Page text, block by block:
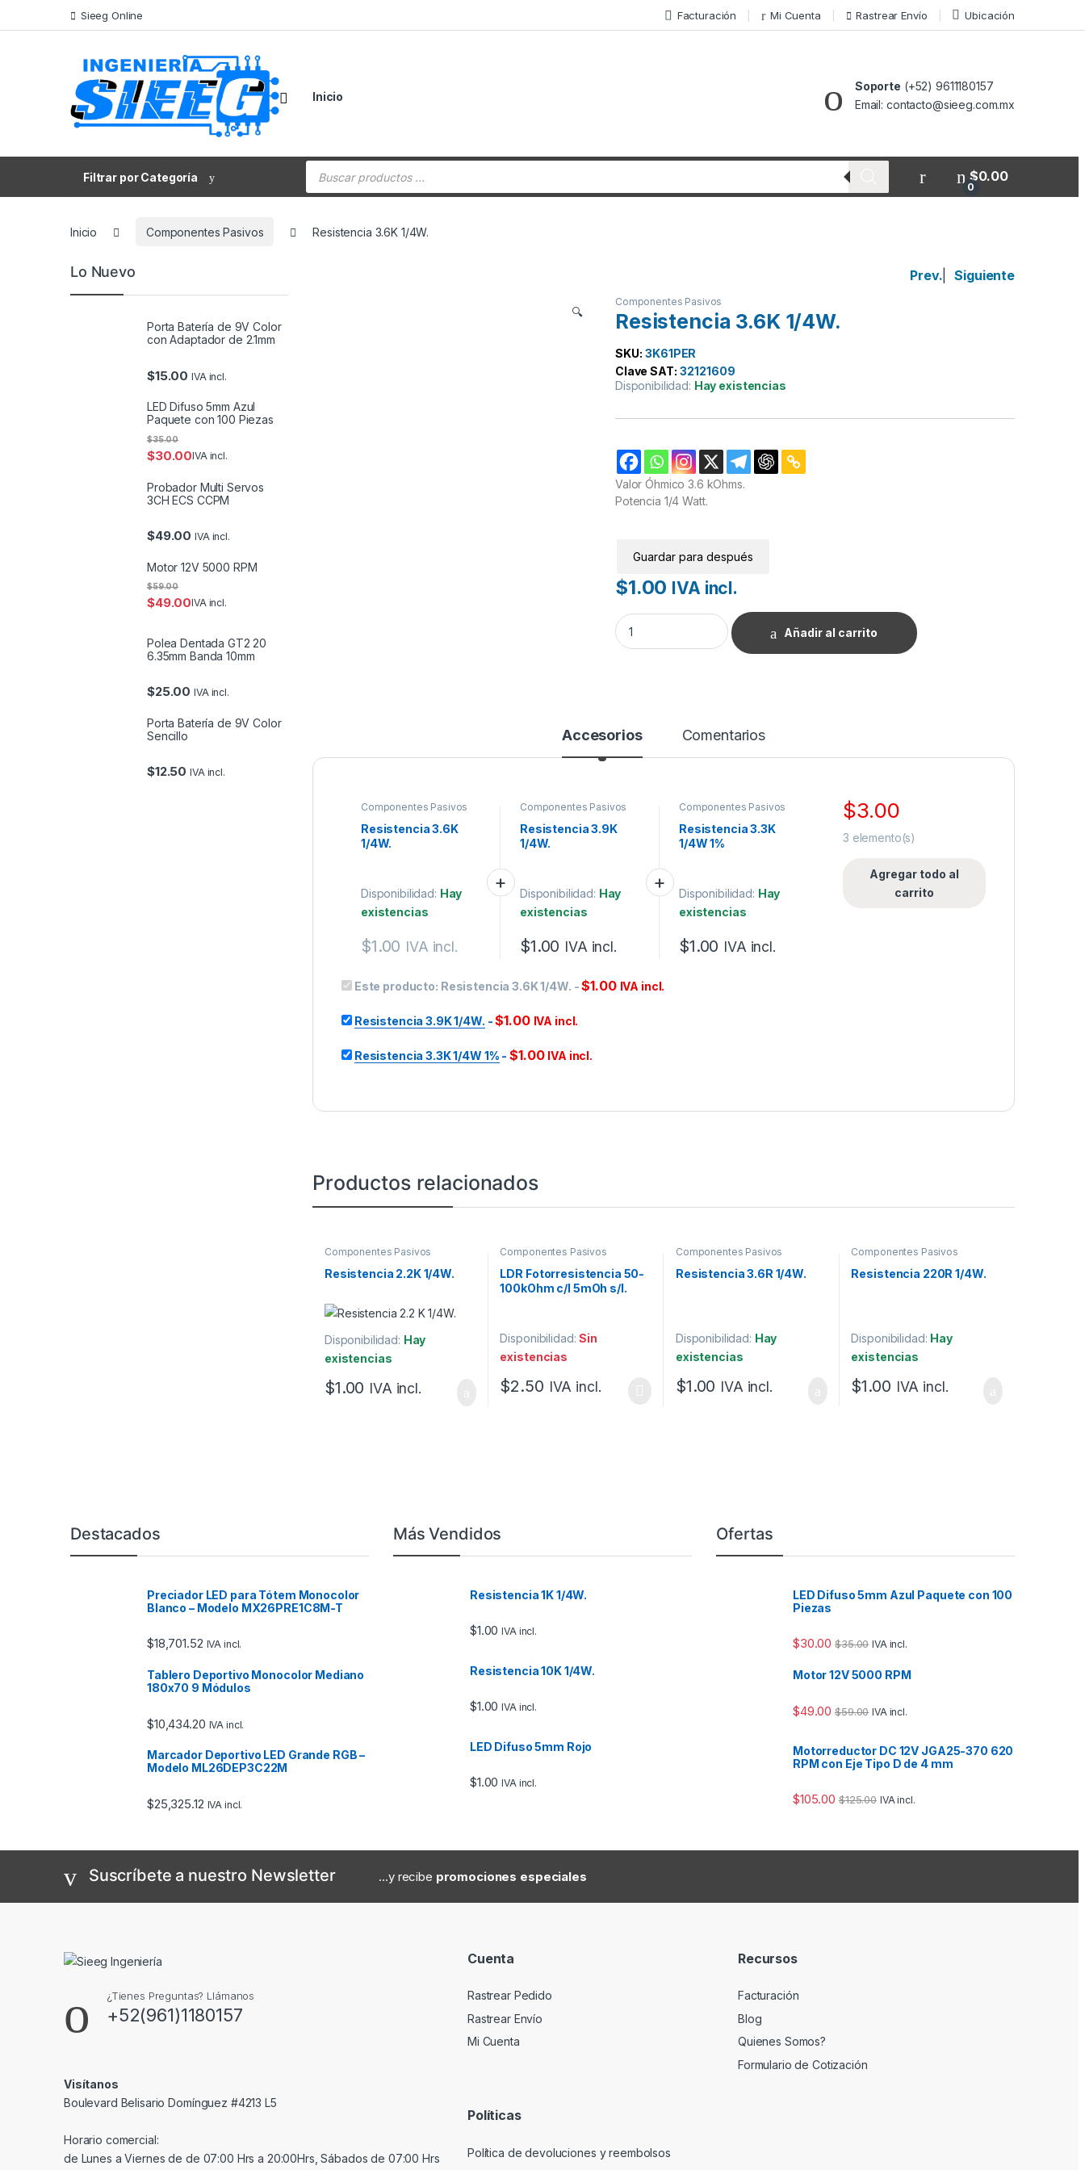
Sieeg Online Facturación Mi Cuenta Rastrear Envío Ubicación
Inicio
Soporte (+52) 9611180157
Email: contacto@sieeg.com.mx
Filtrar por Categoría
Búsqueda de productos
0
$0.00
Inicio Componentes Pasivos Resistencia 3.6K 1/4W.
Prev. Siguiente
🔍
Componentes Pasivos
Resistencia 3.6K 1/4W.
SKU: 3K61PER
Clave SAT: 32121609
Disponibilidad: Hay existencias
Valor Óhmico 3.6 kOhms.
Potencia 1/4 Watt.
Guardar para después
$1.00 IVA incl.
Resistencia 3.6K 1/4W. cantidad
Añadir al carrito
Accesorios Comentarios
Componentes Pasivos
Resistencia 3.6K
1/4W.
Disponibilidad: Hay
existencias
$1.00 IVA incl.
Componentes Pasivos
Resistencia 3.9K
1/4W.
Disponibilidad: Hay
existencias
$1.00 IVA incl.
Componentes Pasivos
Resistencia 3.3K
1/4W 1%
Disponibilidad: Hay
existencias
$1.00 IVA incl.
Este producto: Resistencia 3.6K 1/4W. -$1.00 IVA incl.
Resistencia 3.9K 1/4W. -$1.00 IVA incl.
Resistencia 3.3K 1/4W 1% -$1.00 IVA incl.
$3.00
3 elemento(s)
Agregar todo al
carrito
Productos relacionados
Componentes Pasivos
Resistencia 2.2K 1/4W.
Disponibilidad: Hay
existencias
$1.00 IVA incl.
Componentes Pasivos
LDR Fotorresistencia 50-
100kOhm c/l 5mOh s/l.
Disponibilidad:Sin
existencias
$2.50 IVA incl.
Componentes Pasivos
Resistencia 3.6R 1/4W.
Disponibilidad: Hay
existencias
$1.00 IVA incl.
Componentes Pasivos
Resistencia 220R 1/4W.
Disponibilidad: Hay
existencias
$1.00 IVA incl.
Lo Nuevo
Porta Batería de 9V Color
con Adaptador de 2.1mm
$15.00 IVA incl.
LED Difuso 5mm Azul
Paquete con 100 Piezas
$30.00
$35.00
IVA incl.
Probador Multi Servos
3CH ECS CCPM
$49.00 IVA incl.
Motor 12V 5000 RPM
$49.00
$59.00
IVA incl.
Polea Dentada GT2 20
6.35mm Banda 10mm
$25.00 IVA incl.
Porta Batería de 9V Color
Sencillo
$12.50 IVA incl.
Marcas De Carrusel
Destacados
Preciador LED para Tótem Monocolor
Blanco – Modelo MX26PRE1C8M-T
$18,701.52 IVA incl.
Tablero Deportivo Monocolor Mediano
180x70 9 Módulos
$10,434.20 IVA incl.
Marcador Deportivo LED Grande RGB –
Modelo ML26DEP3C22M
$25,325.12 IVA incl.
Más Vendidos
Resistencia 1K 1/4W.
$1.00 IVA incl.
Resistencia 10K 1/4W.
$1.00 IVA incl.
LED Difuso 5mm Rojo
$1.00 IVA incl.
Ofertas
LED Difuso 5mm Azul Paquete con 100
Piezas
$30.00 $35.00 IVA incl.
Motor 12V 5000 RPM
$49.00 $59.00 IVA incl.
Motorreductor DC 12V JGA25-370 620
RPM con Eje Tipo D de 4 mm
$105.00 $125.00 IVA incl.
Suscríbete a nuestro Newsletter ...y recibe promociones especiales
¿Tienes Preguntas? Llámanos
+52(961)1180157
Visítanos
Boulevard Belisario Domínguez #4213 L5
Horario comercial:
de Lunes a Viernes de de 07:00 Hrs a 20:00Hrs, Sábados de 07:00 Hrs
Cuenta
Rastrear Pedido
Rastrear Envío
Mi Cuenta
Recursos
Facturación
Blog
Quienes Somos?
Formulario de Cotización
Políticas
Política de devoluciones y reembolsos